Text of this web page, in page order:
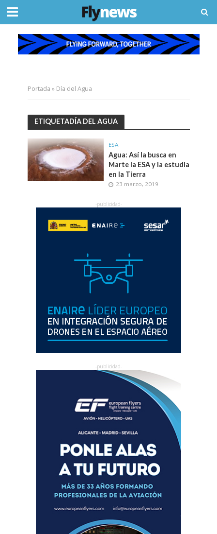
Portada » Día del Agua
ETIQUETADÍA DEL AGUA
ESA
Agua: Así la busca en
Marte la ESA y la estudia
en la Tierra
23 marzo, 2019